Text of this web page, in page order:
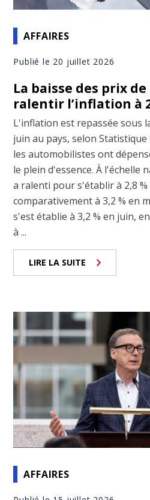
AFFAIRES
Publié le 20 juillet 2026
La baisse des prix
ralentir l’inflation à
L'inflation est repassée sous
juin au pays, selon Statistique
les automobilistes ont
le plein d'essence. À l'échelle
a ralenti pour s'établir à 2,8 %
comparativement à 3,2 % en
s'est établie à 3,2 % en juin,
à ...
LIRE LA SUITE
AFFAIRES